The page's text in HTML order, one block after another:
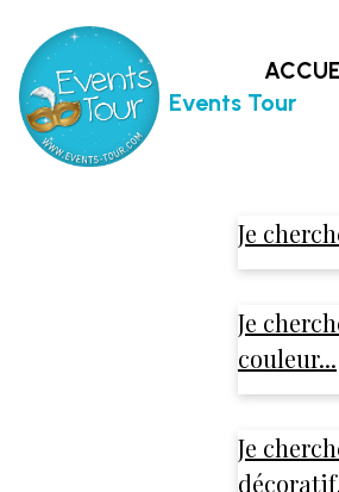
Events Tour
Je
Je
couleur...
Je